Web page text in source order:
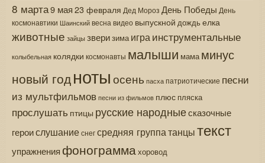
8 марта9 мая 23 февраля Дед Мороз День Победы День
космонавтики Шаинскийвесна видео выпускной дождь елка
животные зайцы зверизима играинструментальные
колыбельная колядки космонавты малыши мама минус
новый годнотыосень пасха патриотические песни
из мультфильмов песни из фильмов плюс пляска
прослушать птицы русские народныесказочные
героислушаниеснегсредняя группатанцытекст
упражнения фонограммахоровод